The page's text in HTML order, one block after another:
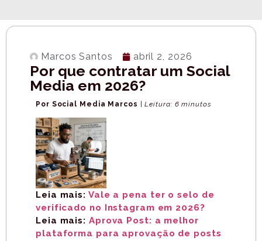
Marcos Santos abril 2, 2026
Por que contratar um Social
Media em 2026?
Por Social Media Marcos |Leitura: 6 minutos
Leia mais: Vale a pena ter o selo de
verificado no Instagram em 2026?
Leia mais: Aprova Post: a melhor
plataforma para aprovação de posts